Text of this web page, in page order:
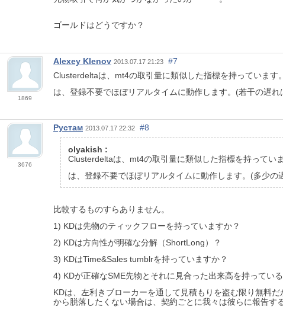
ゴールドはどうですか？
1869
Alexey Klenov 2013.07.17 21:23
#7
Clusterdeltaは、mt4の取引量に類似した指標を持っています。
は、登録不要でほぼリアルタイムに動作します。(若干の遅れ
3676
Рустам 2013.07.17 22:32 #8
olyakish :
Clusterdeltaは、mt4の取引量に類似した指標を持っていま
は、登録不要でほぼリアルタイムに動作します。(多少の
比較するものすらありません。
1) KDは先物のティックフローを持っていますか？
2) KDは方向性が明確な分解（ShortLong）？
3) KDはTime&Sales tumblrを持っていますか？
4) KDが正確なSME先物とそれに見合った出来高を持ってい
KDは、左利きブローカーを通して見積もりを盗む限り無料
から脱落したくない場合は、契約ごとに我々は彼らに報告す